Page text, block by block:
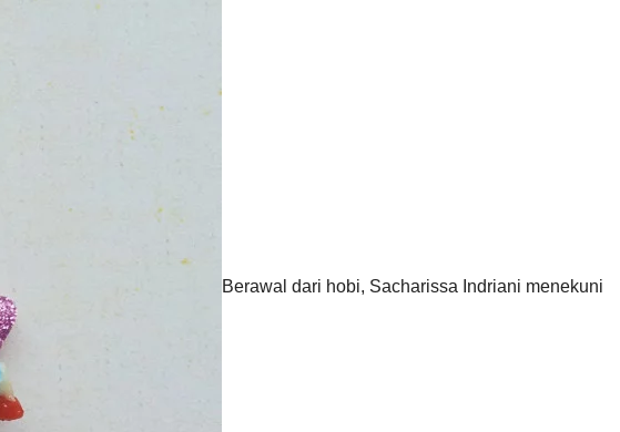
Berawal dari hobi, Sacharissa Indriani menekuni